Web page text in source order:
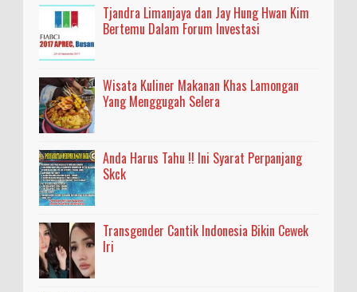
Tjandra Limanjaya dan Jay Hung Hwan Kim
Bertemu Dalam Forum Investasi
Wisata Kuliner Makanan Khas Lamongan
Yang Menggugah Selera
Anda Harus Tahu !! Ini Syarat Perpanjang
Skck
Transgender Cantik Indonesia Bikin Cewek
Iri